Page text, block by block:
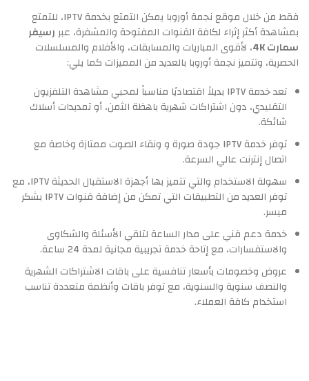
فقط من خلال موقع نجمة أوروبا يمكن التمتع بخدمة IPTV، للتمتع
بمشاهدة أكثر إثراء لكافة القنوات المفتوحة والمشفرة، عبررسيفر
سمارت 4K
، لأقوى المباريات والمسابقات، والأفلام والمسلسلات
الحصرية، وتتميز نجمة أوروبا بالعديد من المميزات كما يلي:
تعد خدمة IPTV بديلاً اقتصاديًا مناسباً لمحبي مشاهدة التلفزيون
التقليدي، دون اشتراكات شهرية باهظة الثمن، أو تمديدات أسلاك
شائكة.
توفر خدمة IPTV جودة صورة و ونقاء الصوت ممتازة وخاصة مع
اتصال إنترنت عالي السرعة.
سهولة الاستخدام والتي تتميز بها أجهزة الاستقبال الحديثة IPTV، مع
توفر العديد من التطبيقات التي تمكن من إضافة قنوات IPTV بشكر
ميسر.
خدمة دعم فني على مدار الساعة لتلقي الأسئلة والشكاوى
والاستفسارات، مع إتاحة خدمة تجريبية مجانية لمدة 24 ساعة.
عروض وخصومات بأسعار تنافسية على باقات الاشتراكات الشهرية
والنصف سنوية والسنوية، مع توفر باقات وأنظمة متعددة تناسب
استخدام كافة العملاء.